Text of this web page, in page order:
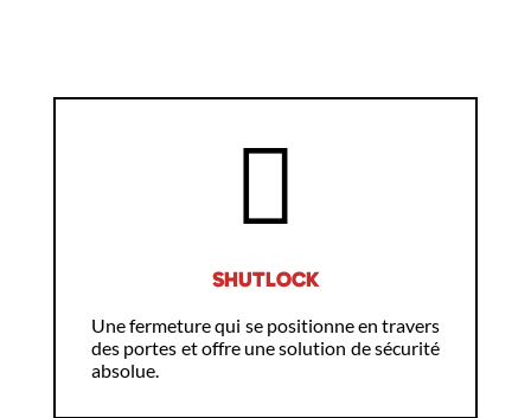
SHUTLOCK
Une fermeture qui se positionne en travers
des portes et offre une solution de sécurité
absolue.